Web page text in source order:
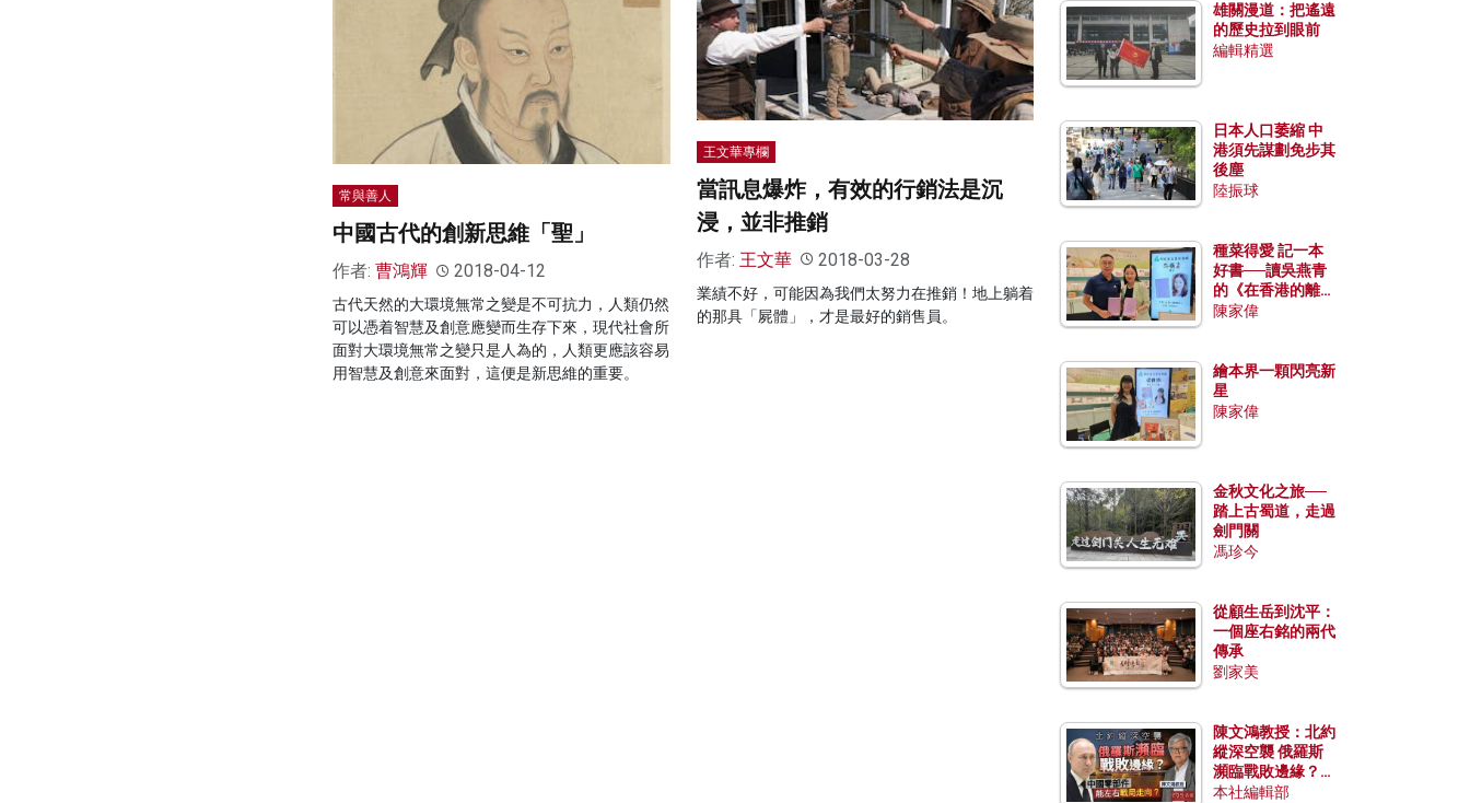
常與善人
中國古代的創新思維「聖」
作者: 曹鴻輝 2018-04-12
古代天然的大環境無常之變是不可抗力，人類仍然
可以憑着智慧及創意應變而生存下來，現代社會所
面對大環境無常之變只是人為的，人類更應該容易
用智慧及創意來面對，這便是新思維的重要。
王文華專欄
當訊息爆炸，有效的行銷法是沉
浸，並非推銷
作者: 王文華 2018-03-28
業績不好，可能因為我們太努力在推銷！地上躺着
的那具「屍體」，才是最好的銷售員。
雄關漫道：把遙遠
的歷史拉到眼前
編輯精選
日本人口萎縮 中
港須先謀劃免步其
後塵
陸振球
種菜得愛 記一本
好書──讀吳燕青
的《在香港的離島
種菜》
陳家偉
繪本界一顆閃亮新
星
陳家偉
金秋文化之旅──
踏上古蜀道，走過
劍門關
馮珍今
從顧生岳到沈平：
一個座右銘的兩代
傳承
劉家美
陳文鴻教授：北約
縱深空襲 俄羅斯
瀕臨戰敗邊緣？中
國零部件能左右戰
本社編輯部